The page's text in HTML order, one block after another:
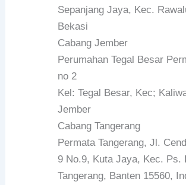
Sepanjang Jaya, Kec.
Bekasi
Cabang Jember
Perumahan Tegal Besar
no 2
Kel: Tegal Besar, Kec;
Jember
Cabang Tangerang
Permata Tangerang, Jl.
9 No.9, Kuta Jaya, Kec. Ps.
Tangerang, Banten 15560,